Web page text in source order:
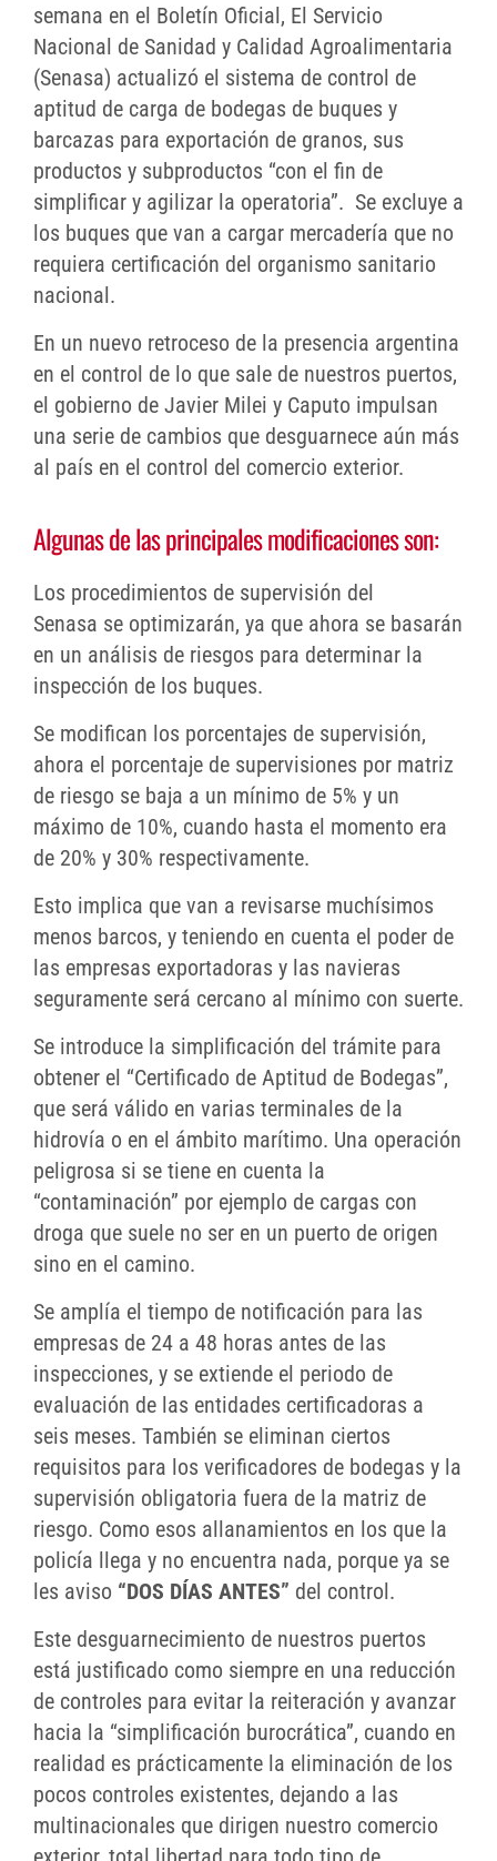
semana en el Boletín Oficial, El Servicio
Nacional de Sanidad y Calidad Agroalimentaria
(Senasa) actualizó el sistema de control de
aptitud de carga de bodegas de buques y
barcazas para exportación de granos, sus
productos y subproductos “con el fin de
simplificar y agilizar la operatoria”. Se excluye a
los buques que van a cargar mercadería que no
requiera certificación del organismo sanitario
nacional.
En un nuevo retroceso de la presencia argentina
en el control de lo que sale de nuestros puertos,
el gobierno de Javier Milei y Caputo impulsan
una serie de cambios que desguarnece aún más
al país en el control del comercio exterior.
Algunas de las principales modificaciones son:
Los procedimientos de supervisión del
Senasa se optimizarán, ya que ahora se basarán
en un análisis de riesgos para determinar la
inspección de los buques.
Se modifican los porcentajes de supervisión,
ahora el porcentaje de supervisiones por matriz
de riesgo se baja a un mínimo de 5% y un
máximo de 10%, cuando hasta el momento era
de 20% y 30% respectivamente.
Esto implica que van a revisarse muchísimos
menos barcos, y teniendo en cuenta el poder de
las empresas exportadoras y las navieras
seguramente será cercano al mínimo con suerte.
Se introduce la simplificación del trámite para
obtener el “Certificado de Aptitud de Bodegas”,
que será válido en varias terminales de la
hidrovía o en el ámbito marítimo. Una operación
peligrosa si se tiene en cuenta la
“contaminación” por ejemplo de cargas con
droga que suele no ser en un puerto de origen
sino en el camino.
Se amplía el tiempo de notificación para las
empresas de 24 a 48 horas antes de las
inspecciones, y se extiende el periodo de
evaluación de las entidades certificadoras a
seis meses. También se eliminan ciertos
requisitos para los verificadores de bodegas y la
supervisión obligatoria fuera de la matriz de
riesgo. Como esos allanamientos en los que la
policía llega y no encuentra nada, porque ya se
les aviso “DOS DÍAS ANTES” del control.
Este desguarnecimiento de nuestros puertos
está justificado como siempre en una reducción
de controles para evitar la reiteración y avanzar
hacia la “simplificación burocrática”, cuando en
realidad es prácticamente la eliminación de los
pocos controles existentes, dejando a las
multinacionales que dirigen nuestro comercio